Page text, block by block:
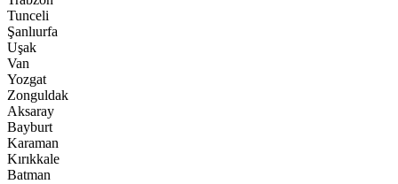
Tunceli
Şanlıurfa
Uşak
Van
Yozgat
Zonguldak
Aksaray
Bayburt
Karaman
Kırıkkale
Batman